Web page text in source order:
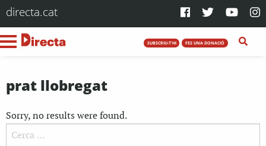
directa.cat
SUBSCRIU-T'HI FES UNA DONACIÓ
prat llobregat
Sorry, no results were found.
Cerca: